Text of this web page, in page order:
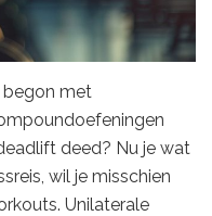
begon met
deed? Nu je wat
wil je misschien
Unilaterale